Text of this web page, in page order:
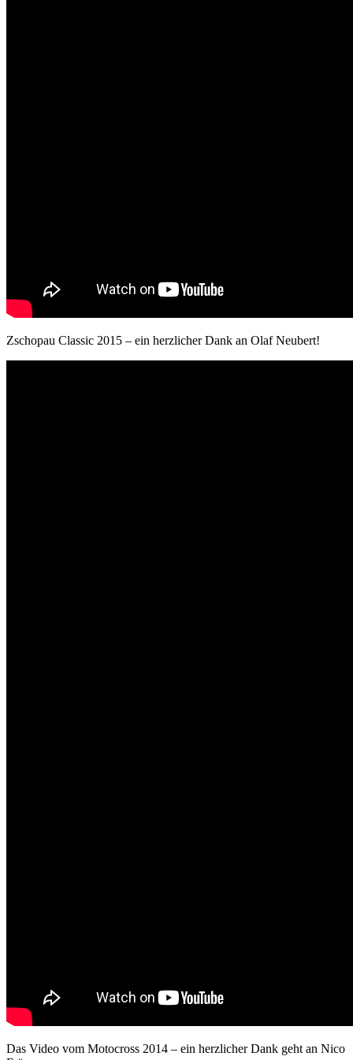
Zschopau Classic 2015 – ein herzlicher Dank an Olaf Neubert!
Das Video vom Motocross 2014 – ein herzlicher Dank geht an Nico